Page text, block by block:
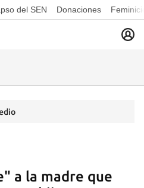
del SEN Donaciones
a la madre que